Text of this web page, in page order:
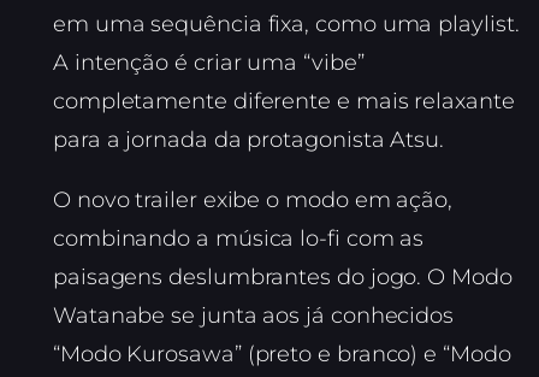
em uma sequência fixa, como uma playlist.
A intenção é criar uma “vibe”
completamente diferente e mais relaxante
para a jornada da protagonista Atsu.
O novo trailer exibe o modo em ação,
combinando a música lo-fi com as
paisagens deslumbrantes do jogo. O Modo
Watanabe se junta aos já conhecidos
“Modo Kurosawa” (preto e branco) e “Modo